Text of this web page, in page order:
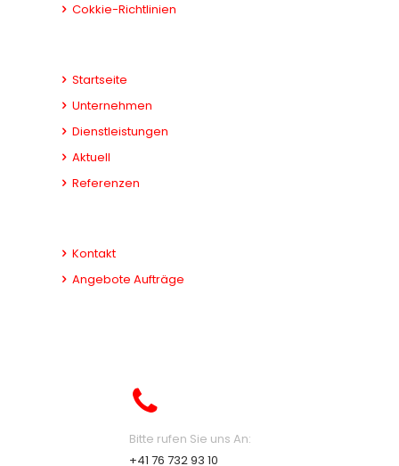
Cokkie-Richtlinien
Startseite
Unternehmen
Dienstleistungen
Aktuell
Referenzen
Kontakt
Angebote Aufträge
Bitte rufen Sie uns An:
+41 76 732 93 10